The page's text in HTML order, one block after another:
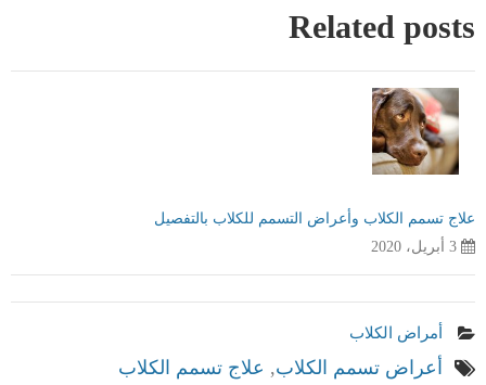
Related posts
علاج تسمم الكلاب وأعراض التسمم للكلاب بالتفصيل
3 أبريل، 2020
أمراض الكلاب
أعراض تسمم الكلاب, علاج تسمم الكلاب